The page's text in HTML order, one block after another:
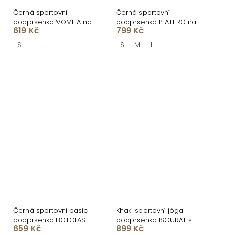
Černá sportovní
podprsenka VOMITA na
ramínka
619 Kč
S
Černá sportovní
podprsenka PLATERO na
zip
799 Kč
S M L
Černá sportovní basic
podprsenka BOTOLAS
659 Kč
Khaki sportovní jóga
podprsenka ISOURAT s
vlnkami
899 Kč